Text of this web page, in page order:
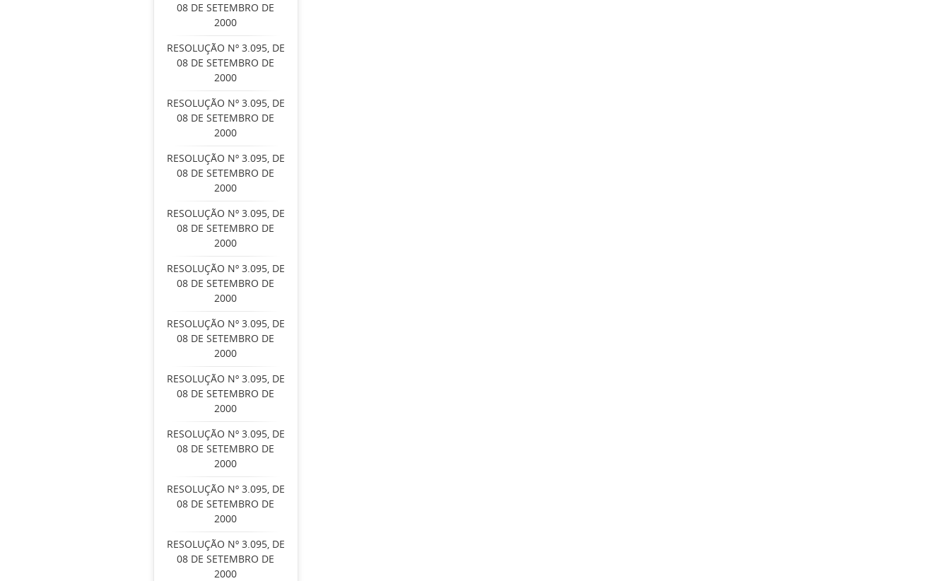
08 DE SETEMBRO DE
2000
RESOLUÇÃO Nº 3.095, DE
08 DE SETEMBRO DE
2000
RESOLUÇÃO Nº 3.095, DE
08 DE SETEMBRO DE
2000
RESOLUÇÃO Nº 3.095, DE
08 DE SETEMBRO DE
2000
RESOLUÇÃO Nº 3.095, DE
08 DE SETEMBRO DE
2000
RESOLUÇÃO Nº 3.095, DE
08 DE SETEMBRO DE
2000
RESOLUÇÃO Nº 3.095, DE
08 DE SETEMBRO DE
2000
RESOLUÇÃO Nº 3.095, DE
08 DE SETEMBRO DE
2000
RESOLUÇÃO Nº 3.095, DE
08 DE SETEMBRO DE
2000
RESOLUÇÃO Nº 3.095, DE
08 DE SETEMBRO DE
2000
RESOLUÇÃO Nº 3.095, DE
08 DE SETEMBRO DE
2000